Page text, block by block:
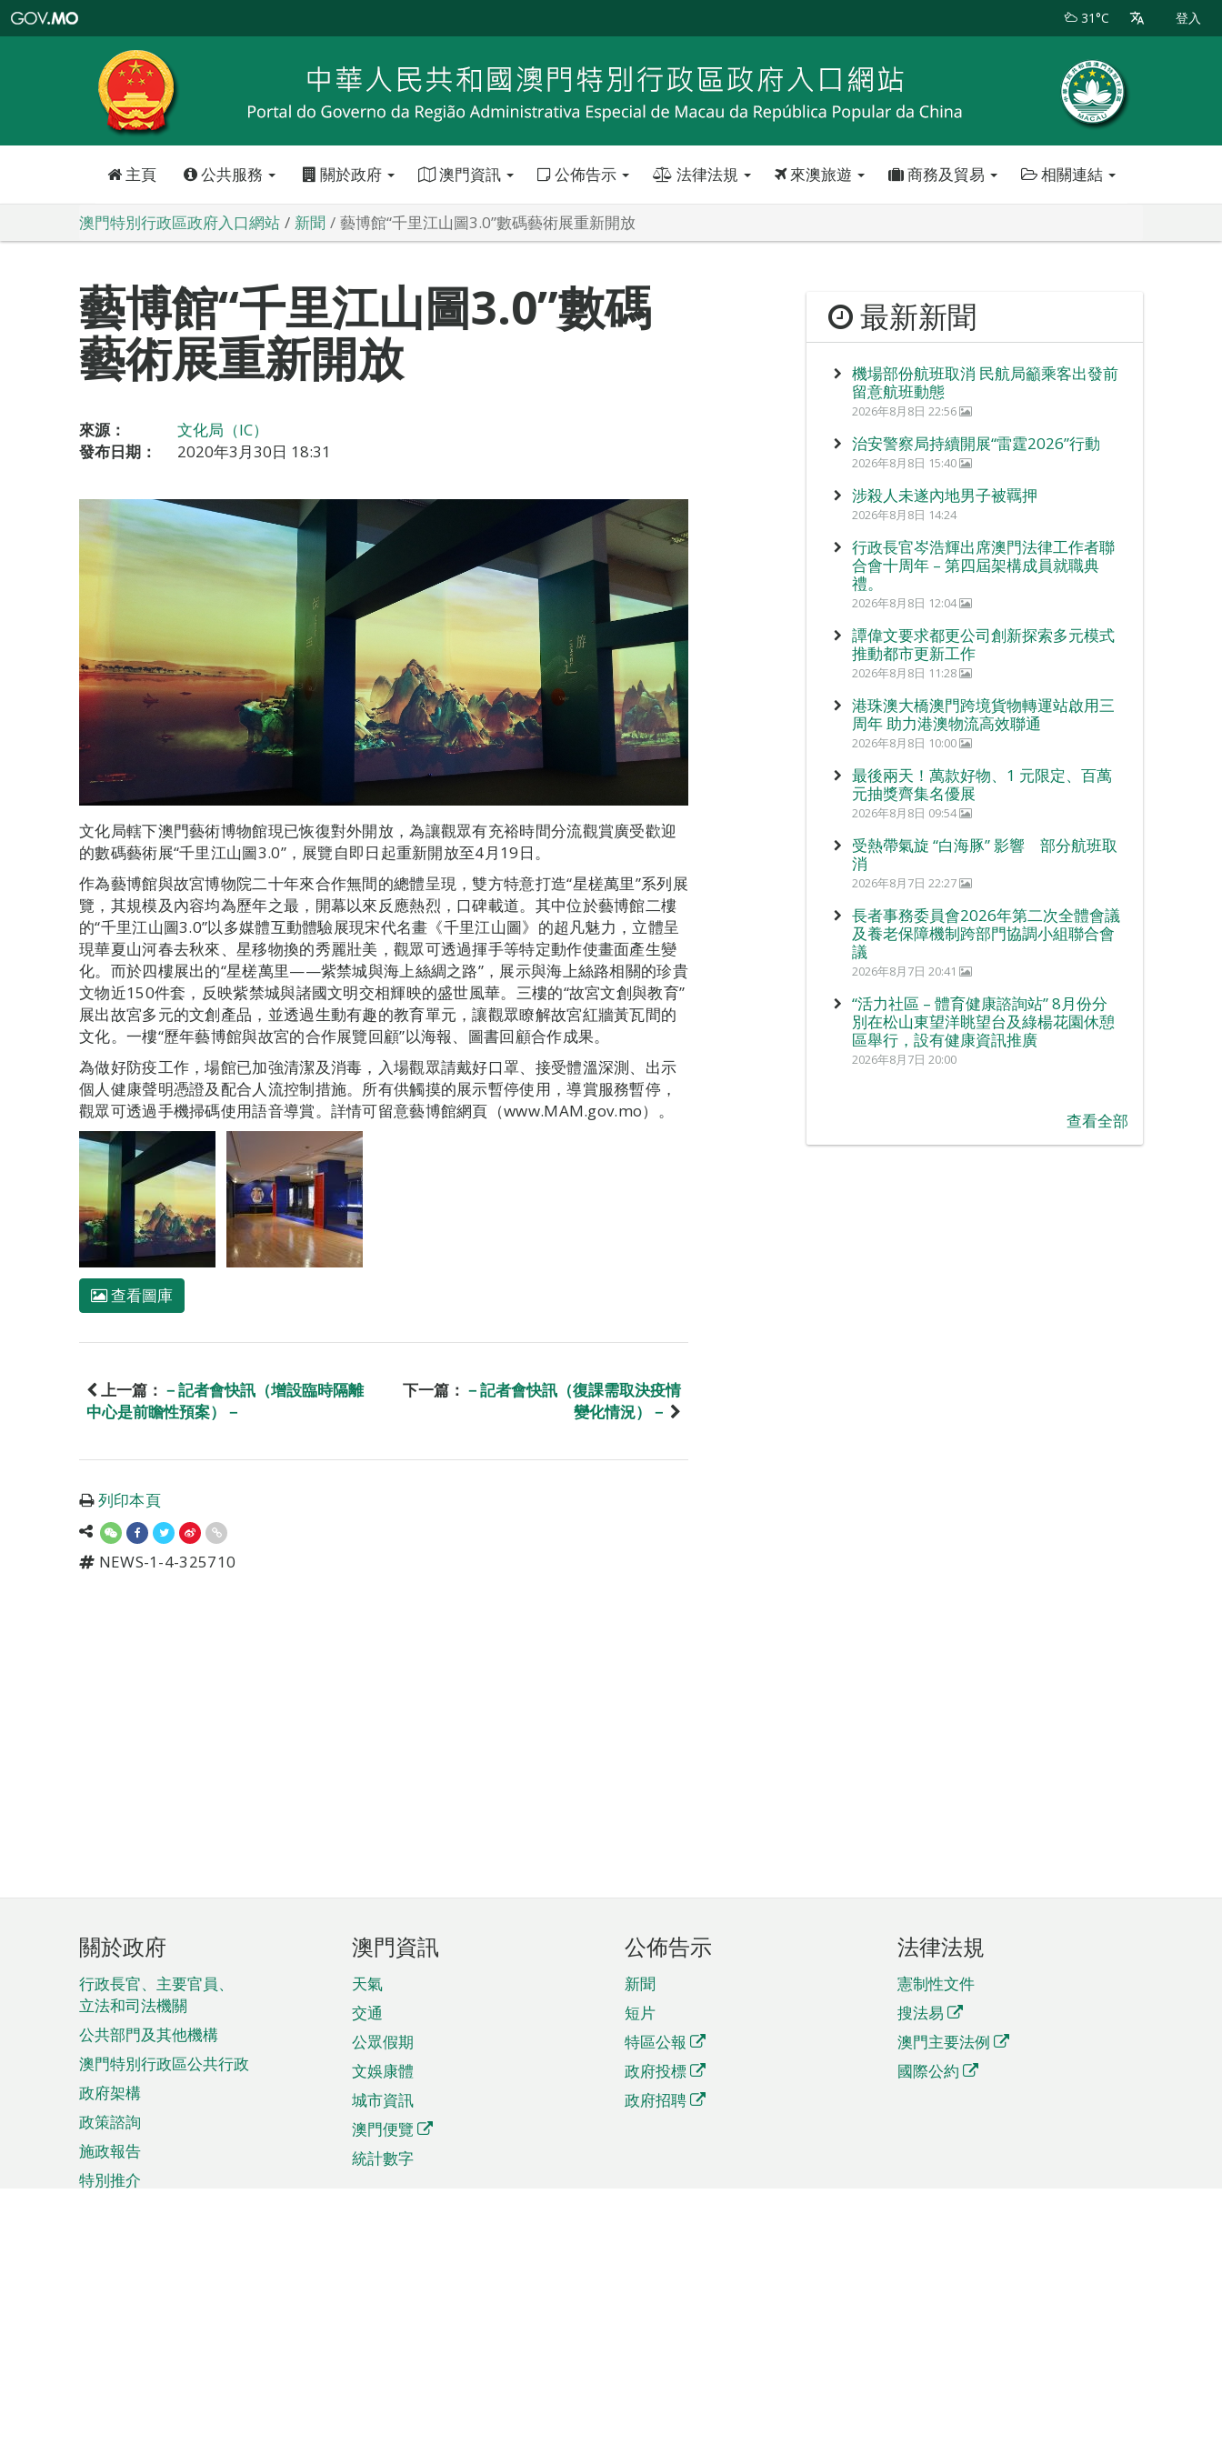
特
政
區
政
口
31°C 登入
主頁 公共服務 關於政府 澳門資訊 公佈告示 法律法規 來澳旅遊 商務及貿易 相關連結
澳門特別行政區政府入口網站 新聞 藝博館“千里江山圖3.0”數碼藝術展重新開放
藝博館“千里江山圖3.0”數碼
藝術展重新開放
來源：
文化局（IC）
發布日期：
2020年3月30日 18:31
文化局轄下澳門藝術博物館現已恢復對外開放，為讓觀眾有充裕時間分流觀賞廣受歡迎
的數碼藝術展“千里江山圖3.0”，展覽自即日起重新開放至4月19日。
作為藝博館與故宮博物院二十年來合作無間的總體呈現，雙方特意打造“星槎萬里”系列展
覽，其規模及內容均為歷年之最，開幕以來反應熱烈，口碑載道。其中位於藝博館二樓
的“千里江山圖3.0”以多媒體互動體驗展現宋代名畫《千里江山圖》的超凡魅力，立體呈
現華夏山河春去秋來、星移物換的秀麗壯美，觀眾可透過揮手等特定動作使畫面產生變
化。而於四樓展出的“星槎萬里——紫禁城與海上絲綢之路”，展示與海上絲路相關的珍貴
文物近150件套，反映紫禁城與諸國文明交相輝映的盛世風華。三樓的“故宮文創與教育”
展出故宮多元的文創產品，並透過生動有趣的教育單元，讓觀眾瞭解故宮紅牆黃瓦間的
文化。一樓“歷年藝博館與故宮的合作展覽回顧”以海報、圖書回顧合作成果。
為做好防疫工作，場館已加強清潔及消毒，入場觀眾請戴好口罩、接受體溫深測、出示
個人健康聲明憑證及配合人流控制措施。所有供觸摸的展示暫停使用，導賞服務暫停，
觀眾可透過手機掃碼使用語音導賞。詳情可留意藝博館網頁（www.MAM.gov.mo）。
查看圖庫
上一篇： －記者會快訊（增設臨時隔離
中心是前瞻性預案）－
下一篇： －記者會快訊（復課需取決疫情
變化情況）－
列印本頁
NEWS-1-4-325710
最新新聞
機場部份航班取消 民航局籲乘客出發前
留意航班動態
2026年8月8日 22:56
治安警察局持續開展“雷霆2026”行動
2026年8月8日 15:40
涉殺人未遂內地男子被羈押
2026年8月8日 14:24
行政長官岑浩輝出席澳門法律工作者聯
合會十周年 – 第四屆架構成員就職典
禮。
2026年8月8日 12:04
譚偉文要求都更公司創新探索多元模式
推動都市更新工作
2026年8月8日 11:28
港珠澳大橋澳門跨境貨物轉運站啟用三
周年 助力港澳物流高效聯通
2026年8月8日 10:00
最後兩天！萬款好物、1 元限定、百萬
元抽獎齊集名優展
2026年8月8日 09:54
受熱帶氣旋 “白海豚” 影響 部分航班取
消
2026年8月7日 22:27
長者事務委員會2026年第二次全體會議
及養老保障機制跨部門協調小組聯合會
議
2026年8月7日 20:41
“活力社區 – 體育健康諮詢站” 8月份分
別在松山東望洋眺望台及綠楊花園休憩
區舉行，設有健康資訊推廣
2026年8月7日 20:00
查看全部
頁
腳
菜
單
關於政府
行政長官、主要官員、
立法和司法機關
公共部門及其他機構
澳門特別行政區公共行政
政府架構
政策諮詢
施政報告
特別推介
澳門資訊
天氣
交通
公眾假期
文娛康體
城市資訊
澳門便覽
統計數字
公佈告示
新聞
短片
特區公報
政府投標
政府招聘
法律法規
憲制性文件
搜法易
澳門主要法例
國際公約